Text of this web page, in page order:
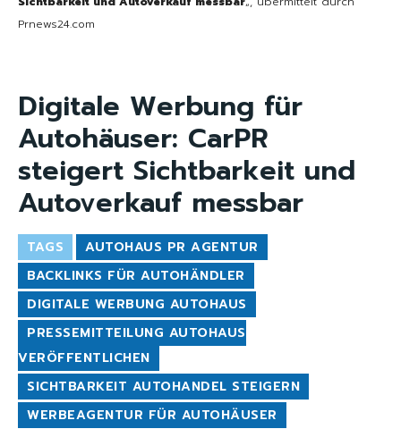
Prnews24.com
Digitale Werbung für
Autohäuser: CarPR
steigert Sichtbarkeit und
Autoverkauf messbar
TAGS
AUTOHAUS PR AGENTUR
BACKLINKS FÜR AUTOHÄNDLER
DIGITALE WERBUNG AUTOHAUS
PRESSEMITTEILUNG AUTOHAUS
VERÖFFENTLICHEN
SICHTBARKEIT AUTOHANDEL STEIGERN
WERBEAGENTUR FÜR AUTOHÄUSER